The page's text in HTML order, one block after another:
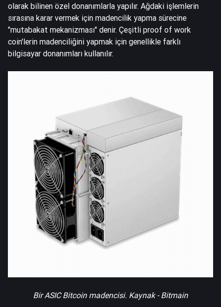
olarak bilinen özel donanımlarla yapılır. Ağdaki işlemlerin
sırasına karar vermek için madencilik yapma sürecine
"mutabakat mekanizması" denir. Çeşitli proof of work
coin'lerin madenciliğini yapmak için genellikle farklı
bilgisayar donanımları kullanılır.
Bir ASIC Bitcoin madencisi. Kaynak - Bitmain